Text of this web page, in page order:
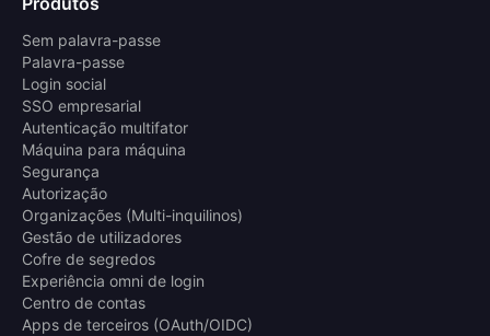
Sem palavra-passe
Palavra-passe
Login social
SSO empresarial
Autenticação multifator
Máquina para máquina
Segurança
Autorização
Organizações (Multi-inquilinos)
Gestão de utilizadores
Cofre de segredos
Experiência omni de login
Centro de contas
Apps de terceiros (OAuth/OIDC)